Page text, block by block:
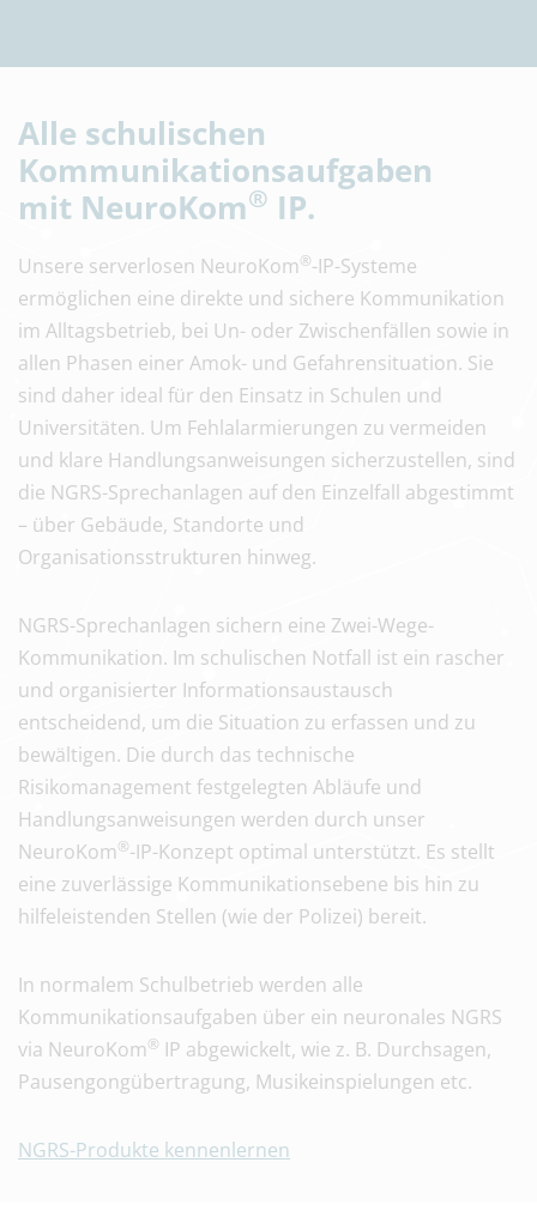
Alle schulischen
Kommunikationsaufgaben
mit NeuroKom® IP.
Unsere serverlosen NeuroKom®-IP-Systeme
ermöglichen eine direkte und sichere Kommunikation
im Alltagsbetrieb, bei Un- oder Zwischenfällen sowie in
allen Phasen einer Amok- und Gefahrensituation. Sie
sind daher ideal für den Einsatz in Schulen und
Universitäten. Um Fehlalarmierungen zu vermeiden
und klare Handlungsanweisungen sicherzustellen, sind
die NGRS-Sprechanlagen auf den Einzelfall abgestimmt
– über Gebäude, Standorte und
Organisationsstrukturen hinweg.
NGRS-Sprechanlagen sichern eine Zwei-Wege-
Kommunikation. Im schulischen Notfall ist ein rascher
und organisierter Informationsaustausch
entscheidend, um die Situation zu erfassen und zu
bewältigen. Die durch das technische
Risikomanagement festgelegten Abläufe und
Handlungsanweisungen werden durch unser
NeuroKom®-IP-Konzept optimal unterstützt. Es stellt
eine zuverlässige Kommunikationsebene bis hin zu
hilfeleistenden Stellen (wie der Polizei) bereit.
In normalem Schulbetrieb werden alle
Kommunikationsaufgaben über ein neuronales NGRS
via NeuroKom® IP abgewickelt, wie z. B. Durchsagen,
Pausengongübertragung, Musikeinspielungen etc.
NGRS-Produkte kennenlernen